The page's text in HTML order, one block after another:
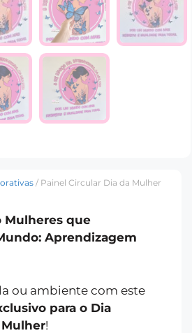
/ Painel Circular Dia da Mulher
Mulheres que
Aprendizagem
ou ambiente com este
para o Dia
!